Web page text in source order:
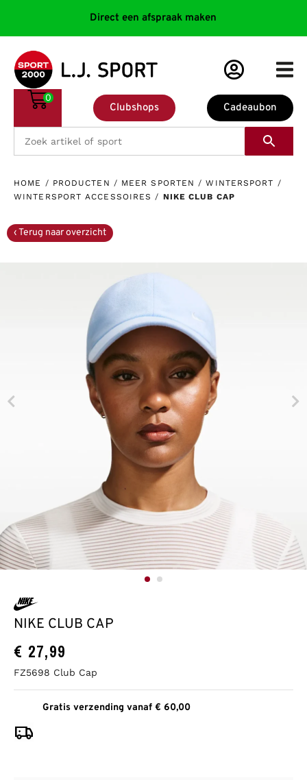
Direct een afspraak maken
Cadeaubon
Clubshops
0
HOME / PRODUCTEN / MEER SPORTEN /WINTERSPORT /
WINTERSPORT ACCESSOIRES / NIKE CLUB CAP
NIKE CLUB CAP
€ 27,99
FZ5698 Club Cap
Gratis verzending vanaf € 60,00